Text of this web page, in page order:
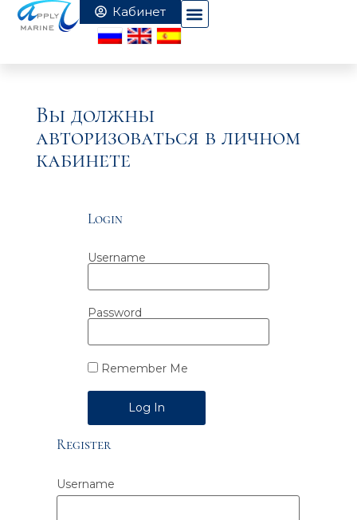
Вы должны
авторизоваться в личном
кабинете
Login
Username
Password
Remember Me
Alternative:
Register
Username